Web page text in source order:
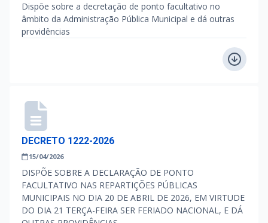
Dispõe sobre a decretação de ponto facultativo no
âmbito da Administração Pública Municipal e dá outras
providências
DECRETO 1222-2026
15/04/2026
DISPÕE SOBRE A DECLARAÇÃO DE PONTO
FACULTATIVO NAS REPARTIÇÕES PÚBLICAS
MUNICIPAIS NO DIA 20 DE ABRIL DE 2026, EM VIRTUDE
DO DIA 21 TERÇA-FEIRA SER FERIADO NACIONAL, E DÁ